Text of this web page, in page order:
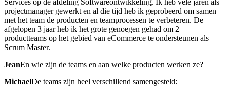
Services op de afdeling Softwareontwikkeling. Ik heb vele jaren als
projectmanager gewerkt en al die tijd heb ik geprobeerd om samen
met het team de producten en teamprocessen te verbeteren. De
afgelopen 3 jaar heb ik het grote genoegen gehad om 2
productteams op het gebied van eCommerce te ondersteunen als
Scrum Master.
JeanEn wie zijn de teams en aan welke producten werken ze?
MichaelDe teams zijn heel verschillend samengesteld: